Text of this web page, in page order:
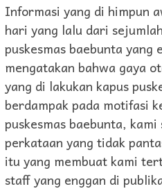
Informasi yang di himpun
hari yang lalu dari
puskesmas baebunta yang
mengatakan bahwa gaya
yang di lakukan kapus
berdampak pada motifasi
puskesmas baebunta,
perkataan yang tidak
itu yang membuat kami
staff yang enggan di